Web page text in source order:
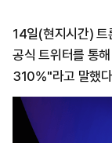
14일(현지시간)
공식 트위터를 통
310%"라고 말했